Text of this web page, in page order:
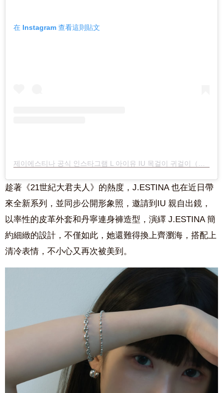
在 Instagram 查看這則貼文
趁著《21世紀大君夫人》的熱度，J.ESTINA 也在近日帶
來全新系列，並同步公開形象照，邀請到IU 親自出鏡，
以率性的皮革外套和丹寧連身褲造型，演繹 J.ESTINA 簡
約細緻的設計，不僅如此，她還難得換上齊瀏海，搭配上
清冷表情，不小心又再次被美到。